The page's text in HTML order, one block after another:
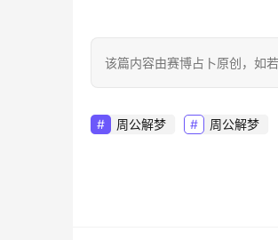
该篇内容由赛博占卜原创，
周公解梦 周公解梦